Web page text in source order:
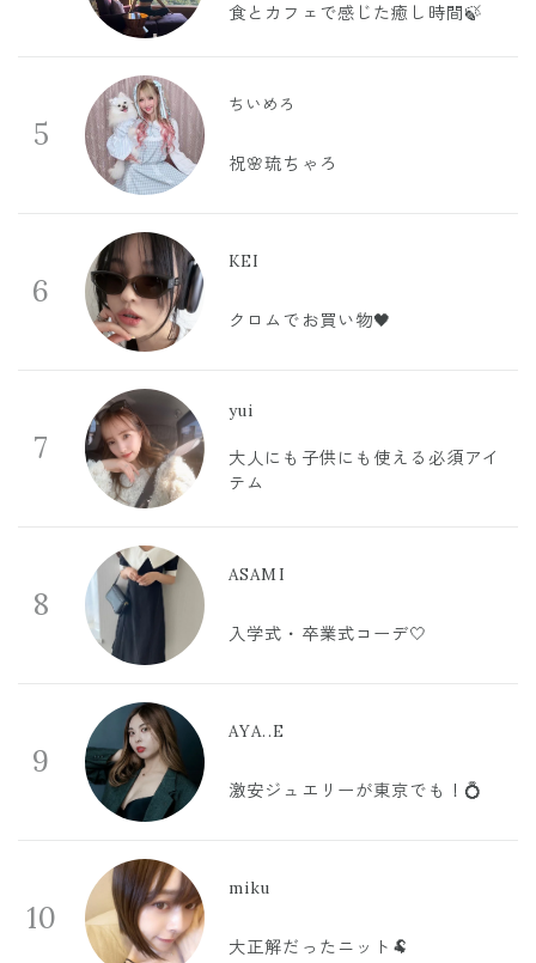
食とカフェで感じた癒し時間🍃
5
ちいめろ
祝🌸琉ちゃろ
6
KEI
クロムでお買い物🖤
7
yui
大人にも子供にも使える必須アイ
テム
8
ASAMI
入学式・卒業式コーデ🤍
9
AYA..E
激安ジュエリーが東京でも！💍
10
miku
大正解だったニット🐏